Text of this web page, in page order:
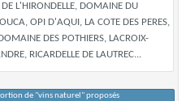
DE L'HIRONDELLE, DOMAINE DU
OPI D'AQUI, LA COTE DES PERES,
DES POTHIERS, LACROIX-
RICARDELLE DE LAUTREC...
de "vins naturel" proposés